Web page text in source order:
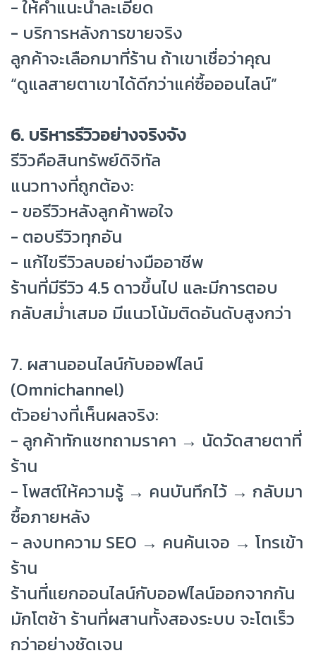
- ให้คำแนะนำละเอียด
- บริการหลังการขายจริง
ลูกค้าจะเลือกมาที่ร้าน ถ้าเขาเชื่อว่าคุณ
“ดูแลสายตาเขาได้ดีกว่าแค่ซื้อออนไลน์”
6. บริหารรีวิวอย่างจริงจัง
รีวิวคือสินทรัพย์ดิจิทัล
แนวทางที่ถูกต้อง:
- ขอรีวิวหลังลูกค้าพอใจ
- ตอบรีวิวทุกอัน
- แก้ไขรีวิวลบอย่างมืออาชีพ
ร้านที่มีรีวิว 4.5 ดาวขึ้นไป และมีการตอบ
กลับสม่ำเสมอ มีแนวโน้มติดอันดับสูงกว่า
7. ผสานออนไลน์กับออฟไลน์
(Omnichannel)
ตัวอย่างที่เห็นผลจริง:
- ลูกค้าทักแชทถามราคา → นัดวัดสายตาที่
ร้าน
- โพสต์ให้ความรู้ → คนบันทึกไว้ → กลับมา
ซื้อภายหลัง
- ลงบทความ SEO → คนค้นเจอ → โทรเข้า
ร้าน
ร้านที่แยกออนไลน์กับออฟไลน์ออกจากกัน
มักโตช้า ร้านที่ผสานทั้งสองระบบ จะโตเร็ว
กว่าอย่างชัดเจน